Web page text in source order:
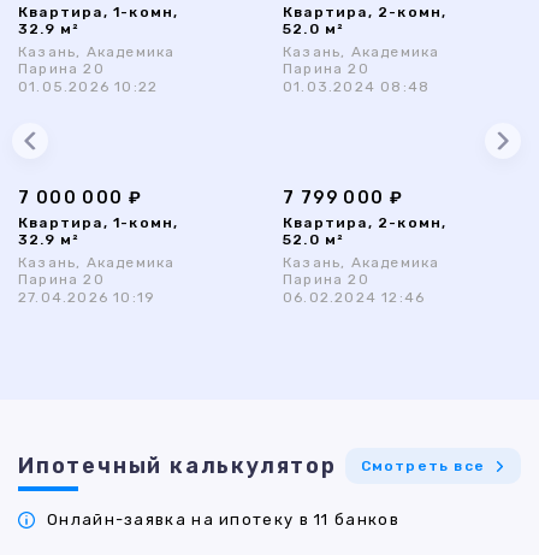
Квартира, 1-комн,
32.9 м²
Казань, Академика
Парина 20
01.05.2026 10:22
Квартира, 2-комн,
52.0 м²
Казань, Академика
Парина 20
01.03.2024 08:48
7 000 000 ₽
Квартира, 1-комн,
32.9 м²
Казань, Академика
Парина 20
27.04.2026 10:19
7 799 000 ₽
Квартира, 2-комн,
52.0 м²
Казань, Академика
Парина 20
06.02.2024 12:46
Ипотечный калькулятор Смотреть все
Онлайн-заявка на ипотеку в 11 банков